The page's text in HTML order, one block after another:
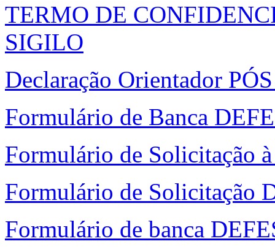
TERMO DE
SIGILO
Declaração Orientador
Formulário de Banca
Formulário de Solicitação
Formulário de Solicitação
Formulário de banca